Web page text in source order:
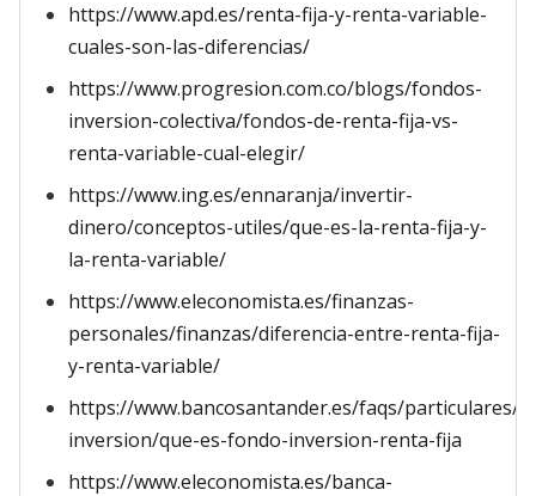
https://www.apd.es/renta-fija-y-renta-variable-
cuales-son-las-diferencias/
https://www.progresion.com.co/blogs/fondos-
inversion-colectiva/fondos-de-renta-fija-vs-
renta-variable-cual-elegir/
https://www.ing.es/ennaranja/invertir-
dinero/conceptos-utiles/que-es-la-renta-fija-y-
la-renta-variable/
https://www.eleconomista.es/finanzas-
personales/finanzas/diferencia-entre-renta-fija-
y-renta-variable/
https://www.bancosantander.es/faqs/particulares/
inversion/que-es-fondo-inversion-renta-fija
https://www.eleconomista.es/banca-